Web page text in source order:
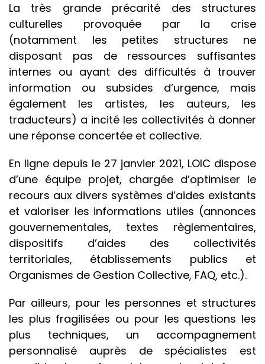
La très grande précarité des structures
culturelles provoquée par la crise
(notamment les petites structures ne
disposant pas de ressources suffisantes
internes ou ayant des difficultés à trouver
information ou subsides d’urgence, mais
également les artistes, les auteurs, les
traducteurs) a incité les collectivités à donner
une réponse concertée et collective.
En ligne depuis le 27 janvier 2021, LOIC dispose
d’une équipe projet, chargée d’optimiser le
recours aux divers systèmes d’aides existants
et valoriser les informations utiles (annonces
gouvernementales, textes règlementaires,
dispositifs d’aides des collectivités
territoriales, établissements publics et
Organismes de Gestion Collective, FAQ, etc.).
Par ailleurs, pour les personnes et structures
les plus fragilisées ou pour les questions les
plus techniques, un accompagnement
personnalisé auprès de spécialistes est